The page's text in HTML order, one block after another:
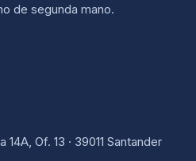
de segunda mano.
Of. 13 · 39011 Santander